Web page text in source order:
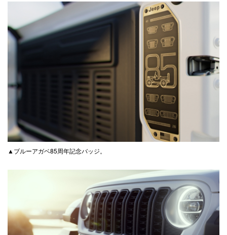
▲ブルーアガベ85周年記念バッジ。